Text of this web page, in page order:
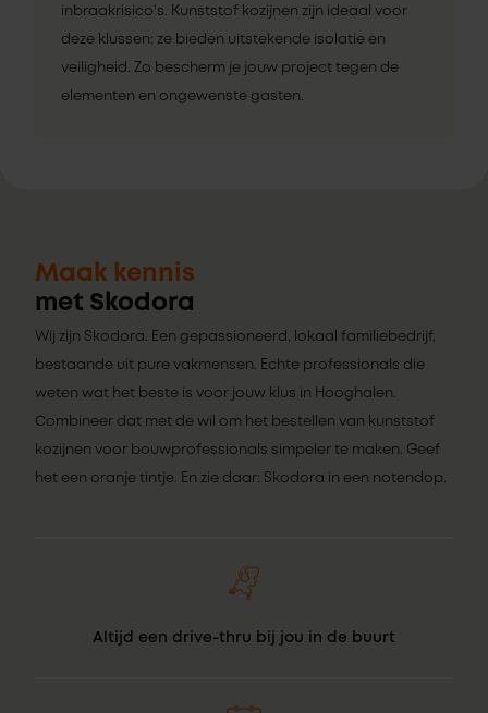
inbraakrisico’s. Kunststof kozijnen zijn ideaal voor
deze klussen: ze bieden uitstekende isolatie en
veiligheid. Zo bescherm je jouw project tegen de
elementen en ongewenste gasten.
Maak kennis
met Skodora
Wij zijn Skodora. Een gepassioneerd, lokaal familiebedrijf,
bestaande uit pure vakmensen. Echte professionals die
weten wat het beste is voor jouw klus in Hooghalen.
Combineer dat met de wil om het bestellen van kunststof
kozijnen voor bouwprofessionals simpeler te maken. Geef
het een oranje tintje. En zie daar: Skodora in een notendop.
Altijd een drive-thru bij jou in de buurt